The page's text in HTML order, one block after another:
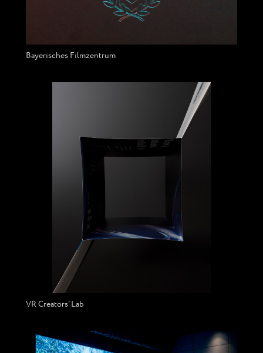
Bayerisches Filmzentrum
VR Creators’ Lab